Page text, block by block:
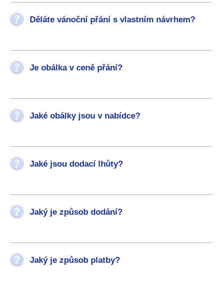
Děláte vánoční přání s vlastním návrhem?
Je obálka v ceně přání?
Jaké obálky jsou v nabídce?
Jaké jsou dodací lhůty?
Jaký je způsob dodání?
Jaký je způsob platby?